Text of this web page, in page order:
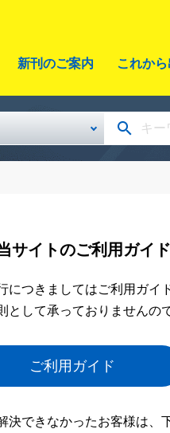
新刊のご案内 これか
サイトのご利用ガイ
つきましてはご利用ガイ
して承っておりませんの
ご利用ガイド
決できなかったお客様は